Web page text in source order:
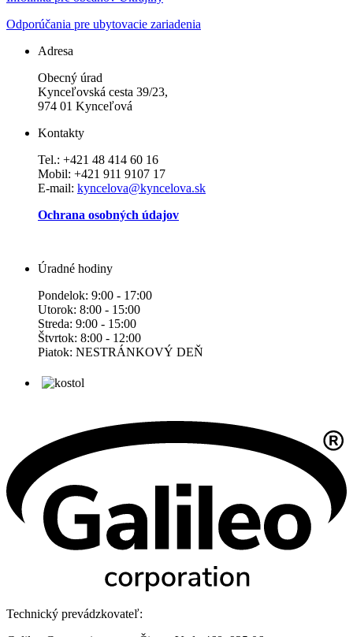
Odporúčania pre ubytovacie zariadenia
Adresa
Obecný úrad
Kynceľovská cesta 39/23,
974 01 Kynceľová
Kontakty
Tel.: +421 48 414 60 16
Mobil: +421 911 9107 17
E-mail: kyncelova@kyncelova.sk
Ochrana osobných údajov
Úradné hodiny
Pondelok: 9:00 - 17:00
Utorok: 8:00 - 15:00
Streda: 9:00 - 15:00
Štvrtok: 8:00 - 12:00
Piatok: NESTRÁNKOVÝ DEŇ
Technický prevádzkovateľ: